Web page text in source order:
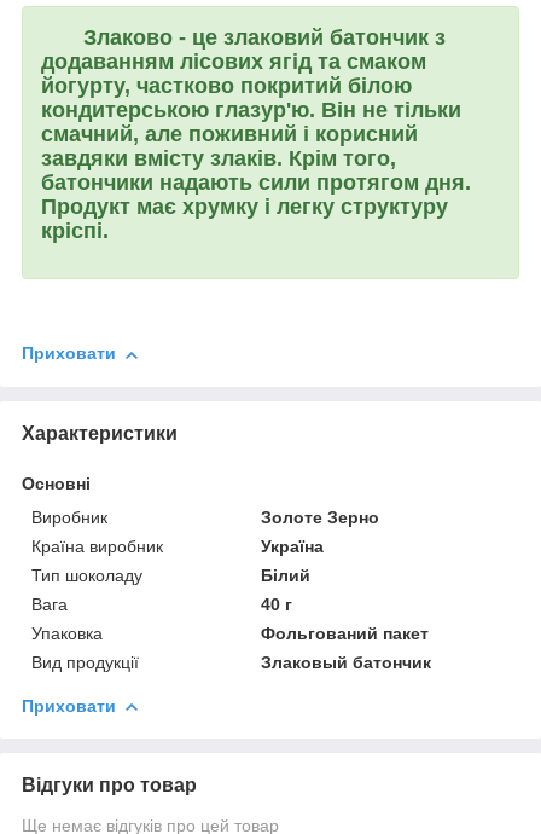
Злаково - це злаковий батончик з
додаванням лісових ягід та смаком
йогурту, частково покритий білою
кондитерською глазур'ю. Він не тільки
смачний, але поживний і корисний
завдяки вмісту злаків. Крім того,
батончики надають сили протягом дня.
Продукт має хрумку і легку структуру
кріспі.
Приховати
Характеристики
Основні
Виробник
Золоте Зерно
Країна виробник
Україна
Тип шоколаду
Білий
Вага
40 г
Упаковка
Фольгований пакет
Вид продукції
Злаковый батончик
Приховати
Відгуки про товар
Ще немає відгуків про цей товар